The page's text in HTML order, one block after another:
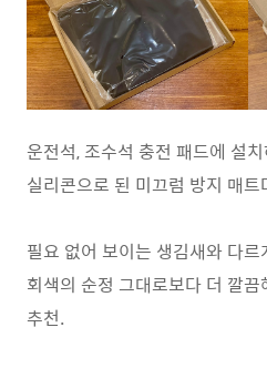
운전석, 조수석 충전 패드에 설
실리콘으로 된 미끄럼 방지 매트
필요 없어 보이는 생김새와 다르
회색의 순정 그대로보다 더 깔
추천.